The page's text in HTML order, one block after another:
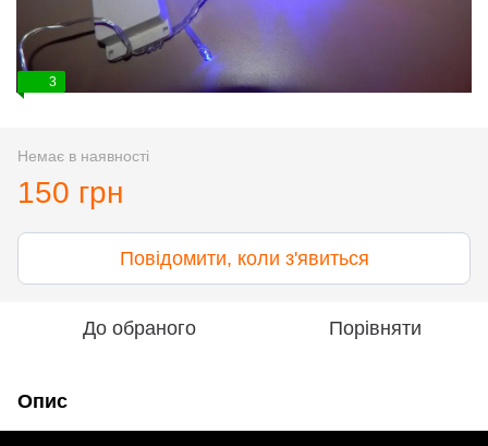
3
Немає в наявності
150 грн
Повідомити, коли з'явиться
До обраного Порівняти
Опис